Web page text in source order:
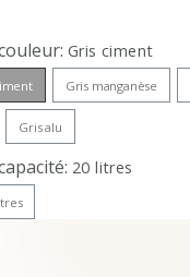
Gris ciment
Gris manganèse
Gris alu
20 litres